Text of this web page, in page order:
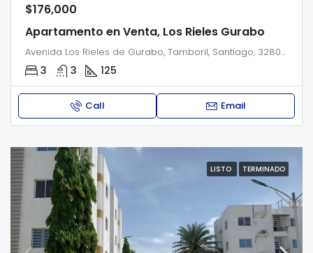
$176,000
Apartamento en Venta, Los Rieles Gurabo
Avenida Los Rieles de Gurabo, Tamboril, Santiago, 32808, Dominican Republic
3 3 125
Call Email
LISTO TERMINADO